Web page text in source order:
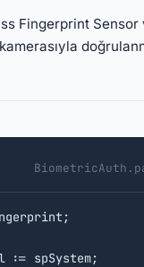
Fingerprint Sensor
:= spSystem;